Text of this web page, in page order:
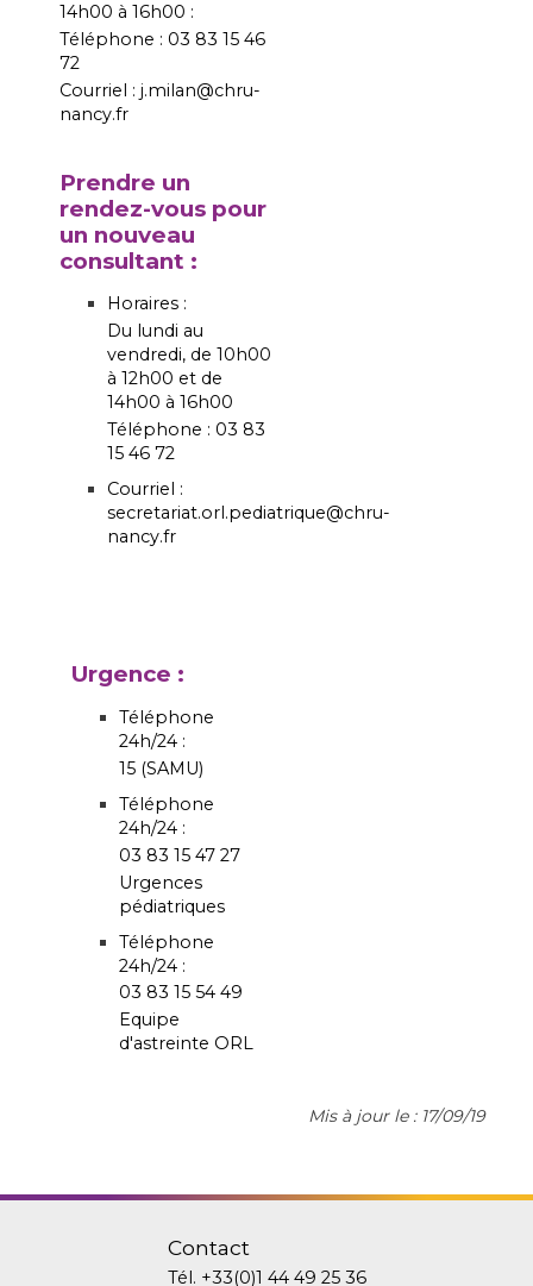
14h00 à 16h00 :
Téléphone : 03 83 15 46
72
Courriel : j.milan@chru-
nancy.fr
Prendre un
rendez-vous pour
un nouveau
consultant :
Horaires :
Du lundi au
vendredi, de 10h00
à 12h00 et de
14h00 à 16h00
Téléphone : 03 83
15 46 72
Courriel :
secretariat.orl.pediatrique@chru-
nancy.fr
Urgence :
Téléphone
24h/24 :
15 (SAMU)
Téléphone
24h/24 :
03 83 15 47 27
Urgences
pédiatriques
Téléphone
24h/24 :
03 83 15 54 49
Equipe
d'astreinte ORL
Mis à jour le : 17/09/19
Contact
Tél. +33(0)1 44 49 25 36